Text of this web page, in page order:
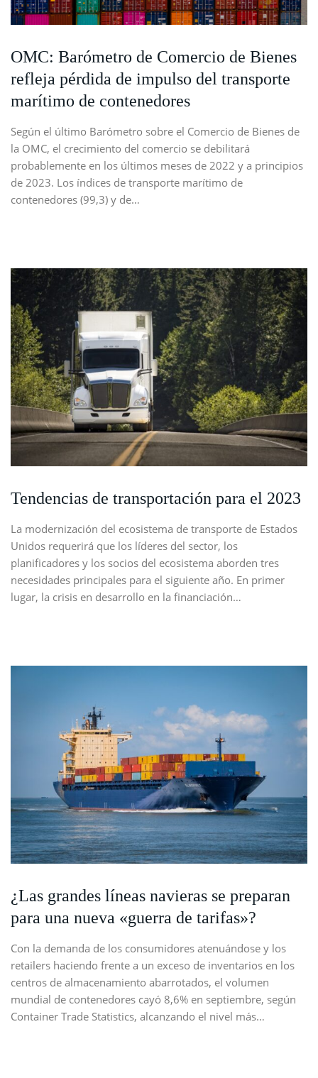
OMC: Barómetro de Comercio de Bienes
refleja pérdida de impulso del transporte
marítimo de contenedores
Según el último Barómetro sobre el Comercio de Bienes de
la OMC, el crecimiento del comercio se debilitará
probablemente en los últimos meses de 2022 y a principios
de 2023. Los índices de transporte marítimo de
contenedores (99,3) y de…
Tendencias de transportación para el 2023
La modernización del ecosistema de transporte de Estados
Unidos requerirá que los líderes del sector, los
planificadores y los socios del ecosistema aborden tres
necesidades principales para el siguiente año. En primer
lugar, la crisis en desarrollo en la financiación…
¿Las grandes líneas navieras se preparan
para una nueva «guerra de tarifas»?
Con la demanda de los consumidores atenuándose y los
retailers haciendo frente a un exceso de inventarios en los
centros de almacenamiento abarrotados, el volumen
mundial de contenedores cayó 8,6% en septiembre, según
Container Trade Statistics, alcanzando el nivel más…